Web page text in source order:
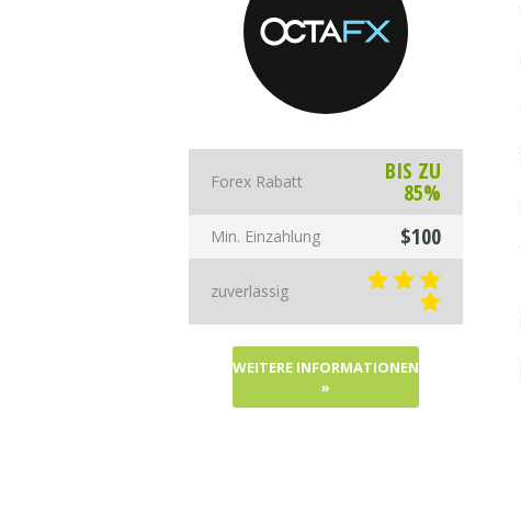
Forex Rabatt BIS ZU
85%
Min. Einzahlung $100
zuverlässig
WEITERE INFORMATIONEN
»